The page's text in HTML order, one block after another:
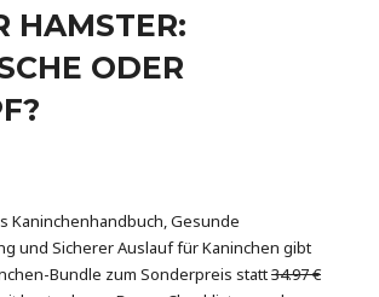
HAMSTER:
ODER
Kaninchenhandbuch, Gesunde
und Sicherer Auslauf für Kaninchen gibt
Bundle zum Sonderpreis statt34.97 €